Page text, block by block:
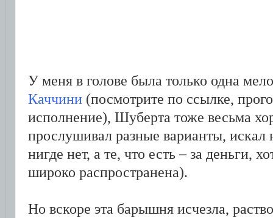
У меня в голове была только одна
Каччини (посмотрите по ссылке,
исполнение), Шуберта тоже весьма
прослушивал разные варианты, искал
нигде нет, а те, что есть – за деньги,
широко распространена).
Но вскоре эта барышня исчезла,